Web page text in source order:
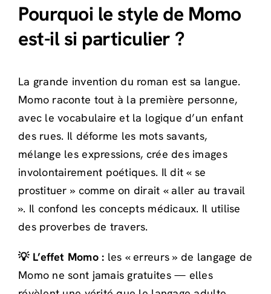
Pourquoi le style de Momo
est-il si particulier ?
La grande invention du roman est sa langue.
Momo raconte tout à la première personne,
avec le vocabulaire et la logique d’un enfant
des rues. Il déforme les mots savants,
mélange les expressions, crée des images
involontairement poétiques. Il dit « se
prostituer » comme on dirait « aller au travail
». Il confond les concepts médicaux. Il utilise
des proverbes de travers.
💡 L’effet Momo : les « erreurs » de langage de
Momo ne sont jamais gratuites — elles